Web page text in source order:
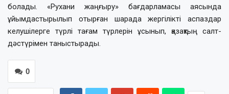
болады. «Рухани жаңғыру» бағдарламасы аясында
ұйымдастырылып отырған шарада жергілікті аспаздар
келушілерге түрлі тағам түрлерін ұсынып, қазақтың салт-
дәстүрімен таныстырады.
0